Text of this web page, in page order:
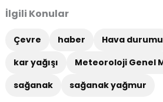
İlgili Konular
Çevre haber Hava durumu
kar yağışı
Meteoroloji Genel
sağanak
sağanak yağmur